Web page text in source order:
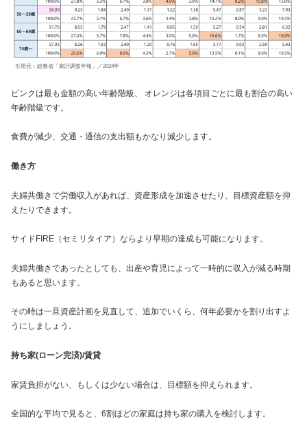
引用元：総務省「家計調査年報」／2024年
ピンクは最も金額の高い年齢階級、 オレンジは各項目ごとに最も割合の高い
年齢階級です。
食費が減少、交通・通信の支出額もかなり減少します。
働き方
夫婦共働きで労働収入があれば、資産形成を加速させたり、目標資産額を抑
えたりできます。
サイドFIRE（セミリタイア）ならより早期の達成も可能になります。
夫婦共働きであったとしても、出産や育児によって一時的に収入が減る時期
もあると思います。
その時は一旦資産計画を見直して、追加でいくら、何年必要かを割り出すよ
うにしましょう。
持ち家(ローン完済)/賃貸
家賃負担がない、もしくは少ない場合は、目標額を抑えられます。
全国的な平均で見ると、6割ほどの家庭は持ち家の購入を検討します。